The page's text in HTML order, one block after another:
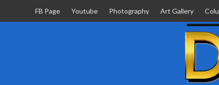
FB Page Youtube Photography Art Gallery